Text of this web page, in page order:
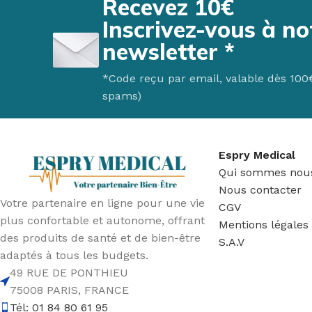
Fauteuil Releveur 2 moteurs
Fauteuil Releveur 3 moteurs
Fauteuil Releveur 4 moteurs
Fauteuil Releveur Chauffant & Massant
Verres & golbelets
Couverts ergonomiques
Carafes & pichets
Aide culinaire
Fauteuils chaises de toilettes
Réhausse wc & Abattant
Appuis & Barres de maintien
Aides & accessoires pour toilettes
Recevez 10€
Inscrivez-vous à
newsletter *
*Code reçu par email, valable dès
spams)
Votre partenaire en ligne pour une vie
plus confortable et autonome, offrant
des produits de santé et de bien-être
adaptés à tous les budgets.
49 RUE DE PONTHIEU
75008 PARIS, FRANCE
Tél: 01 84 80 61 95
Espry Medical
Qui sommes
Nous contacter
CGV
Mentions légales
S.A.V